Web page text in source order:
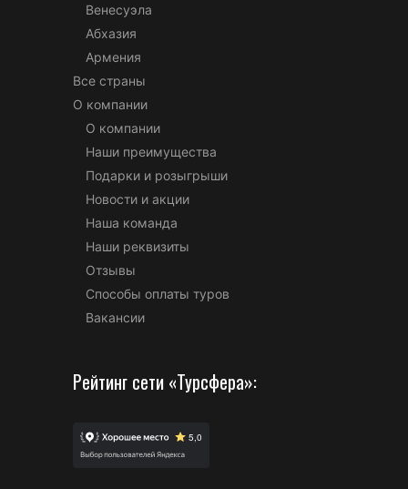
Венесуэла
Абхазия
Армения
Все страны
О компании
О компании
Наши преимущества
Подарки и розыгрыши
Новости и акции
Наша команда
Наши реквизиты
Отзывы
Способы оплаты туров
Вакансии
Рейтинг сети «Турсфера»: